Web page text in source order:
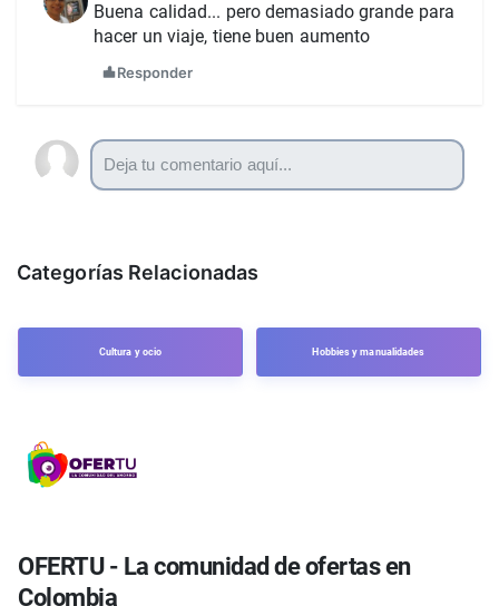
Buena calidad... pero demasiado grande para
hacer un viaje, tiene buen aumento
Responder
Categorías Relacionadas
Cultura y ocio Hobbies y manualidades
OFERTU - La comunidad de ofertas en
Colombia